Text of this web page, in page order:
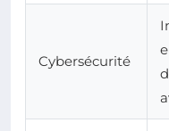
Cybersécurité